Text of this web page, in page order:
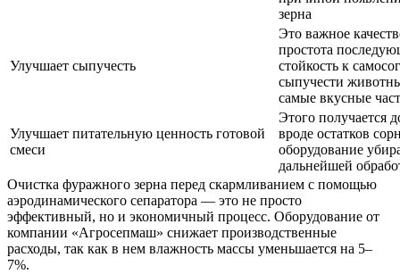
зерна
Улучшает сыпучесть
Это важное
простота
стойкость к
сыпучести
самые вкусные
Улучшает питательную ценность готовой
смеси
Этого получается
вроде остатков
оборудование
дальнейшей
Очистка фуражного зерна перед скармливанием с помощью
аэродинамического сепаратора — это не просто
эффективный, но и экономичный процесс. Оборудование от
компании «Агросепмаш» снижает производственные
расходы, так как в нем влажность массы уменьшается на 5–
7%.